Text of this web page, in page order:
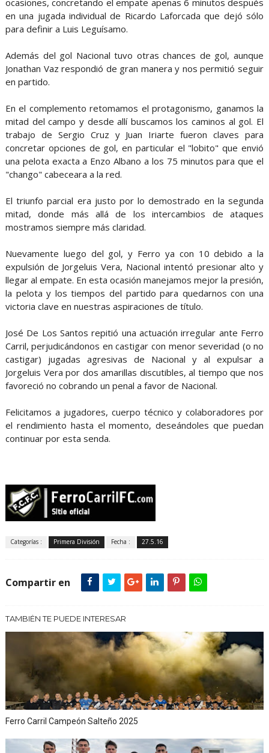
ocasiones, concretando el empate apenas 6 minutos después
en una jugada individual de Ricardo Laforcada que dejó sólo
para definir a Luis Leguísamo.
Además del gol Nacional tuvo otras chances de gol, aunque
Jonathan Vaz respondió de gran manera y nos permitió seguir
en partido.
En el complemento retomamos el protagonismo, ganamos la
mitad del campo y desde allí buscamos los caminos al gol. El
trabajo de Sergio Cruz y Juan Iriarte fueron claves para
concretar opciones de gol, en particular el "lobito" que envió
una pelota exacta a Enzo Albano a los 75 minutos para que el
"chango" cabeceara a la red.
El triunfo parcial era justo por lo demostrado en la segunda
mitad, donde más allá de los intercambios de ataques
mostramos siempre más claridad.
Nuevamente luego del gol, y Ferro ya con 10 debido a la
expulsión de Jorgeluis Vera, Nacional intentó presionar alto y
llegar al empate. En esta ocasión manejamos mejor la presión,
la pelota y los tiempos del partido para quedarnos con una
victoria clave en nuestras aspiraciones de título.
José De Los Santos repitió una actuación irregular ante Ferro
Carril, perjudicándonos en castigar con menor severidad (o no
castigar) jugadas agresivas de Nacional y al expulsar a
Jorgeluis Vera por dos amarillas discutibles, al tiempo que nos
favoreció no cobrando un penal a favor de Nacional.
Felicitamos a jugadores, cuerpo técnico y colaboradores por
el rendimiento hasta el momento, deseándoles que puedan
continuar por esta senda.
Categorías : Primera División Fecha : 27.5.16
Compartir en
TAMBIÉN TE PUEDE INTERESAR
Ferro Carril Campeón Salteño 2025